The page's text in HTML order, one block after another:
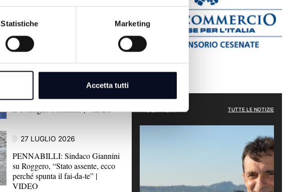
Statistiche Marketing
Accetta tutti
2 AGOSTO 2026
CERVIA: 2 Agosto, Salvini,
violenza” | VIDEO
30 LUGLIO 2026
RIMINI: Vasco Rossi cittadino
onorario, ma la decisione spacca
il Consiglio comunale | VIDEO
27 LUGLIO 2026
PENNABILLI: Sindaco Giannini
su Roggero, “Stato assente, ecco
perché spunta il fai-da-te” |
VIDEO
POLITICA TUTTE LE NOTIZIE